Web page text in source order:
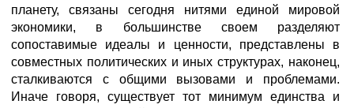
планету, связаны сегодня нитями единой мировой
экономики, в большинстве своем разделяют
сопоставимые идеалы и ценности, представлены в
совместных политических и иных структурах, наконец,
сталкиваются с общими вызовами и проблемами.
Иначе говоря, существует тот минимум единства и